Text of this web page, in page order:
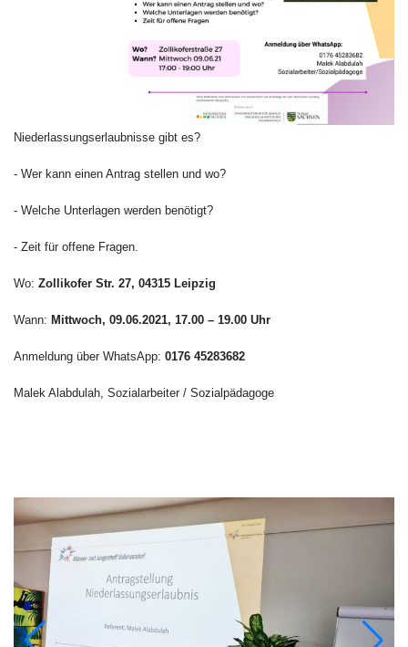
Niederlassungserlaubnisse gibt es?
- Wer kann einen Antrag stellen und wo?
- Welche Unterlagen werden benötigt?
- Zeit für offene Fragen.
Wo: Zollikofer Str. 27, 04315 Leipzig
Wann: Mittwoch, 09.06.2021, 17.00 – 19.00 Uhr
Anmeldung über WhatsApp: 0176 45283682
Malek Alabdulah, Sozialarbeiter / Sozialpädagoge